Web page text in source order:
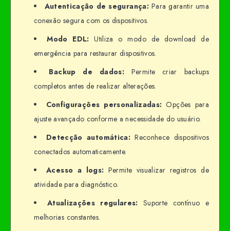
Autenticação de segurança:Para garantir uma
conexão segura com os dispositivos.
Modo EDL: Utiliza o modo de download de
emergência para restaurar dispositivos.
Backup de dados:Permite criar backups
completos antes de realizar alterações.
Configurações personalizadas: Opções para
ajuste avançado conforme a necessidade do usuário.
Detecção automática:Reconhece dispositivos
conectados automaticamente.
Acesso a logs: Permite visualizar registros de
atividade para diagnóstico.
Atualizações regulares: Suporte contínuo e
melhorias constantes.